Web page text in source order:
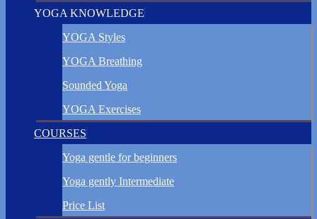
YOGA KNOWLEDGE
YOGA Styles
YOGA Breathing
Sounded Yoga
YOGA Exercises
COURSES
Yoga gentle for beginners
Yoga gently Intermediate
Price List